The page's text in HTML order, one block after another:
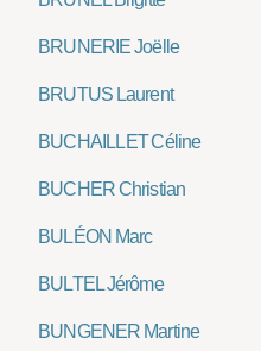
BRUNERIE Joëlle
BRUTUS Laurent
BUCHAILLET Céline
BUCHER Christian
BULÉON Marc
BULTEL Jérôme
BUNGENER Martine